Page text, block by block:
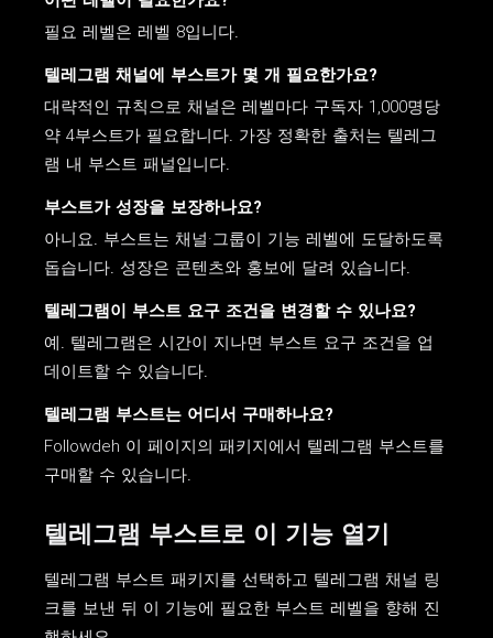
필요 레벨은 레벨 8입니다.
텔레그램 채널에 부스트가 몇 개 필요한가요?
대략적인 규칙으로 채널은 레벨마다 구독자 1,000명당
약 4부스트가 필요합니다. 가장 정확한 출처는 텔레그
램 내 부스트 패널입니다.
부스트가 성장을 보장하나요?
아니요. 부스트는 채널·그룹이 기능 레벨에 도달하도록
돕습니다. 성장은 콘텐츠와 홍보에 달려 있습니다.
텔레그램이 부스트 요구 조건을 변경할 수 있나요?
예. 텔레그램은 시간이 지나면 부스트 요구 조건을 업
데이트할 수 있습니다.
텔레그램 부스트는 어디서 구매하나요?
Followdeh 이 페이지의 패키지에서 텔레그램 부스트를
구매할 수 있습니다.
텔레그램 부스트로 이 기능 열기
텔레그램 부스트 패키지를 선택하고 텔레그램 채널 링
크를 보낸 뒤 이 기능에 필요한 부스트 레벨을 향해 진